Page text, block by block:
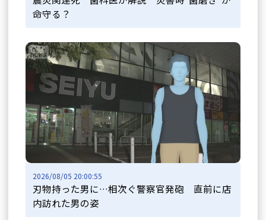
命守る？
2026/08/05 20:00:55
刃物持った男に…相次ぐ警察官発砲 直前に店
内訪れた男の姿